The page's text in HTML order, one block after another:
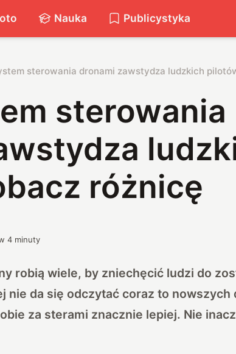
Nauka Publicystyka
sterowania dronami zawstydza ludzkich
sterowania
różnicę
4 minuty
robią wiele, by zniechęcić ludzi do
nie da się odczytać coraz to nowszych
za sterami znacznie lepiej. Nie